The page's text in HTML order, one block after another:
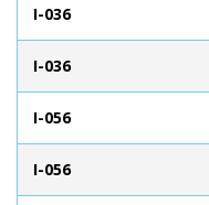
I-036
I-036
I-056
I-056